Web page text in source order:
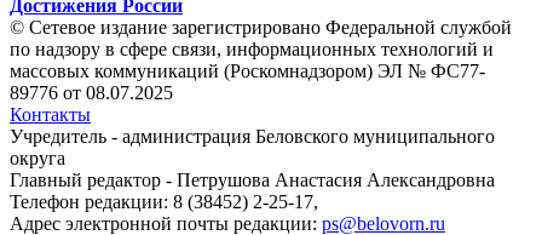
Достижения России
© Сетевое издание зарегистрировано Федеральной службой
по надзору в сфере связи, информационных технологий и
массовых коммуникаций (Роскомнадзором) ЭЛ № ФС77-
89776 от 08.07.2025
Контакты
Учредитель - администрация Беловского муниципального
округа
Главный редактор - Петрушова Анастасия Александровна
Телефон редакции: 8 (38452) 2-25-17,
Адрес электронной почты редакции: ps@belovorn.ru